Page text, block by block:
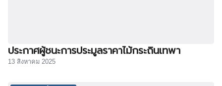
ประกาศผู้ชนะการประมูลราคาไม้กระถินเทพา
13 สิงหาคม 2025